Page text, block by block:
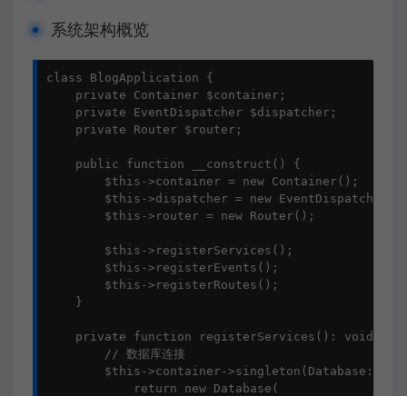
系统架构概览
class BlogApplication {
    private Container $container;
    private EventDispatcher $dispatcher;
    private Router $router;
    public function __construct() {
        $this->container = new Container();
$this->dispatcher = new
        $this->router = new Router();
        $this->registerServices();
        $this->registerEvents();
        $this->registerRoutes();
    }
    private function registerServices(): void {
        // 数据库连接
$this->container-
            return new Database(